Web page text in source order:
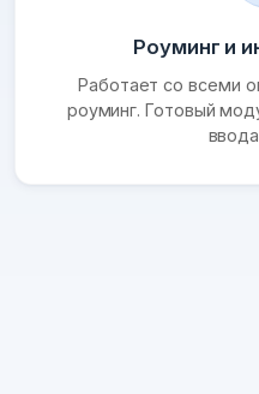
Роуминг и
Работает со всеми
роуминг. Готовый